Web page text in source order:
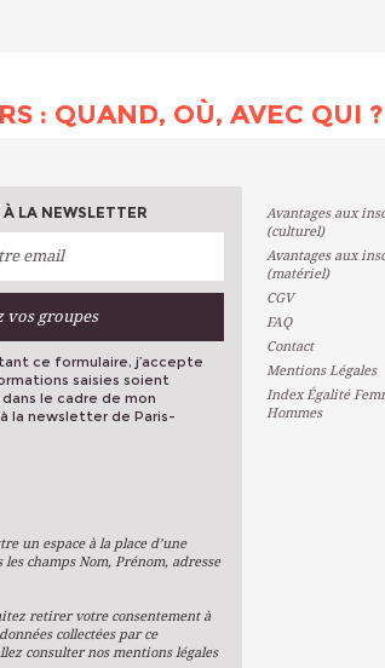
: QUAND, OÙ, AVEC QUI ?
LA NEWSLETTER
vos groupes
ce formulaire, j’accepte
saisies soient
le cadre de mon
la newsletter de Paris-
un espace à la place d’une
les champs Nom, Prénom, adresse
retirer votre consentement à
collectées par ce
consulter nos mentions légales
Avantages aux
(culturel)
Avantages aux
(matériel)
CGV
FAQ
Contact
Mentions Légales
Index Égalité
Hommes